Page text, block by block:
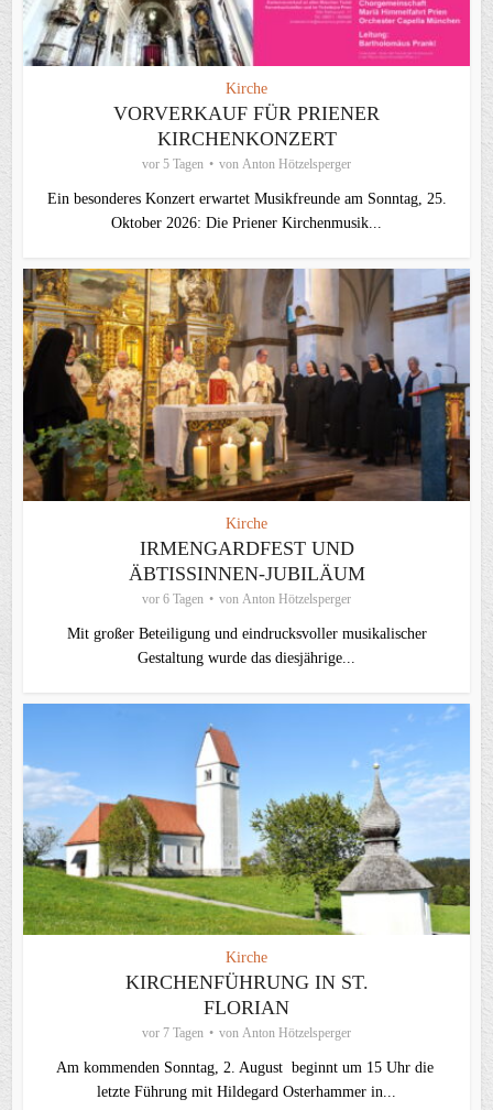
Kirche
VORVERKAUF FÜR PRIENER
KIRCHENKONZERT
vor 5 Tagen von Anton Hötzelsperger
Ein besonderes Konzert erwartet Musikfreunde am Sonntag, 25.
Oktober 2026: Die Priener Kirchenmusik...
Kirche
IRMENGARDFEST UND
ÄBTISSINNEN-JUBILÄUM
vor 6 Tagen von Anton Hötzelsperger
Mit großer Beteiligung und eindrucksvoller musikalischer
Gestaltung wurde das diesjährige...
Kirche
KIRCHENFÜHRUNG IN ST.
FLORIAN
vor 7 Tagen von Anton Hötzelsperger
Am kommenden Sonntag, 2. August beginnt um 15 Uhr die
letzte Führung mit Hildegard Osterhammer in...